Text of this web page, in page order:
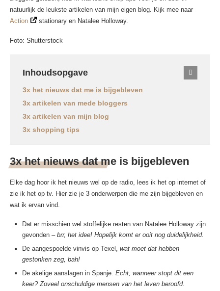
natuurlijk de leukste artikelen van mijn eigen blog. Kijk mee naar
Action
stationary en Natalee Holloway.
Foto: Shutterstock
Inhoudsopgave
3x het nieuws dat me is bijgebleven
3x artikelen van mede bloggers
3x artikelen van mijn blog
3x shopping tips
3x het nieuws dat me is bijgebleven
Elke dag hoor ik het nieuws wel op de radio, lees ik het op internet of
zie ik het op tv. Hier zie je 3 onderwerpen die me zijn bijgebleven en
wat ik ervan vind.
Dat er misschien wel stoffelijke resten van Natalee Holloway zijn
gevonden – brr, het idee! Hopelijk komt er ooit nog duidelijkheid.
De aangespoelde vinvis op Texel, wat moet dat hebben
gestonken zeg, bah!
De akelige aanslagen in Spanje. Echt, wanneer stopt dit een
keer? Zoveel onschuldige mensen van het leven beroofd.